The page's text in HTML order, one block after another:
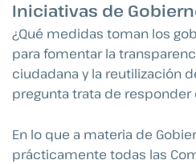
Iniciativas de
¿Qué medidas toman los
para fomentar la
ciudadana y la reutilización
pregunta trata de responder
En lo que a materia de
prácticamente todas las